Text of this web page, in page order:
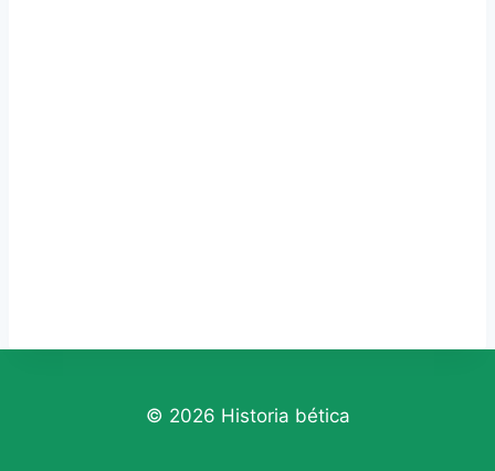
© 2026 Historia bética